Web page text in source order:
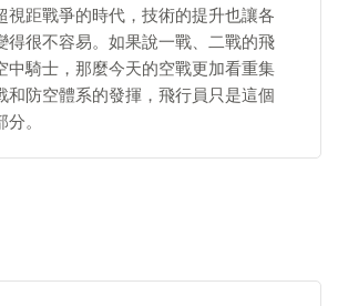
視距戰爭的時代，技術的提升也讓各
得很不容易。如果說一戰、二戰的飛
中騎士，那麼今天的空戰更加看重集
和防空體系的發揮，飛行員只是這個
。